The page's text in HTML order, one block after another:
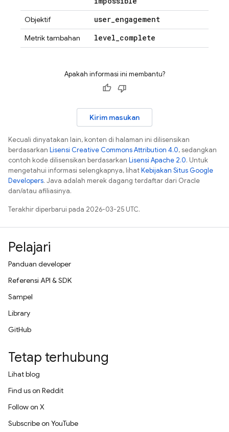
Objektif user_engagement
Metrik tambahan level_complete
Apakah informasi ini membantu?
Kirim masukan
Kecuali dinyatakan lain, konten di halaman ini dilisensikan
berdasarkan Lisensi Creative Commons Attribution 4.0, sedangkan
contoh kode dilisensikan berdasarkan Lisensi Apache 2.0. Untuk
mengetahui informasi selengkapnya, lihatKebijakan Situs Google
Developers. Java adalah merek dagang terdaftar dari Oracle
dan/atau afiliasinya.
Terakhir diperbarui pada 2026-03-25 UTC.
Pelajari
Panduan developer
Referensi API & SDK
Sampel
Library
GitHub
Tetap terhubung
Lihat blog
Find us on Reddit
Follow on X
Subscribe on YouTube